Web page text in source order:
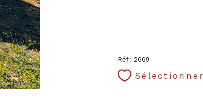
Réf : 2669
Sélectionner